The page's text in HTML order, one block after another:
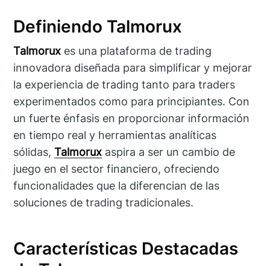
Definiendo Talmorux
Talmorux es una plataforma de trading
innovadora diseñada para simplificar y mejorar
la experiencia de trading tanto para traders
experimentados como para principiantes. Con
un fuerte énfasis en proporcionar información
en tiempo real y herramientas analíticas
sólidas,Talmorux aspira a ser un cambio de
juego en el sector financiero, ofreciendo
funcionalidades que la diferencian de las
soluciones de trading tradicionales.
Características Destacadas